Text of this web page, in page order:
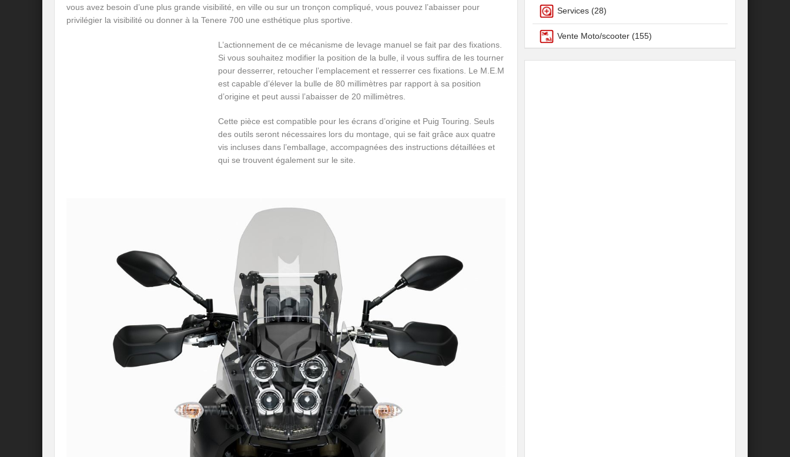
vous avez besoin d’une plus grande visibilité, en ville ou sur un tronçon compliqué, vous pouvez l’abaisser pour
privilégier la visibilité ou donner à la Tenere 700 une esthétique plus sportive.
L’actionnement de ce mécanisme de levage manuel se fait par des fixations.
Si vous souhaitez modifier la position de la bulle, il vous suffira de les tourner
pour desserrer, retoucher l’emplacement et resserrer ces fixations. Le M.E.M
est capable d’élever la bulle de 80 millimètres par rapport à sa position
d’origine et peut aussi l’abaisser de 20 millimètres.
Cette pièce est compatible pour les écrans d’origine et Puig Touring. Seuls
des outils seront nécessaires lors du montage, qui se fait grâce aux quatre
vis incluses dans l’emballage, accompagnées des instructions détaillées et
qui se trouvent également sur le site.
Services (28)
Vente Moto/scooter (155)